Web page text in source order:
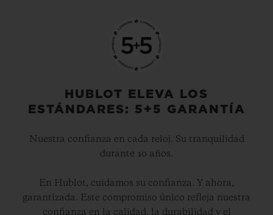
HUBLOT ELEVA LOS
ESTÁNDARES: 5+5 GARANTÍA
Nuestra confianza en cada reloj. Su tranquilidad
durante 10 años.
En Hublot, cuidamos su confianza. Y ahora,
garantizada. Este compromiso único refleja nuestra
confianza en la calidad, la durabilidad y el